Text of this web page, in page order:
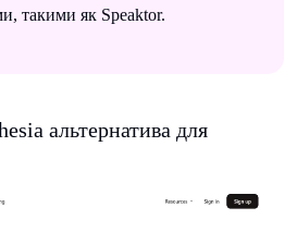
такими як Speaktor.
альтернатива для